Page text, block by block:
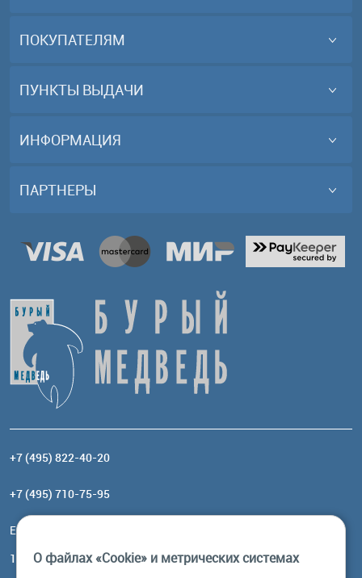
ПОКУПАТЕЛЯМ
ПУНКТЫ ВЫДАЧИ
ИНФОРМАЦИЯ
ПАРТНЕРЫ
+7 (495) 822-40-20
+7 (495) 710-75-95
Email:
117485, Москва, ул. Профсоюзная, 84/32, корп 1
О файлах «Cookie» и метрических системах